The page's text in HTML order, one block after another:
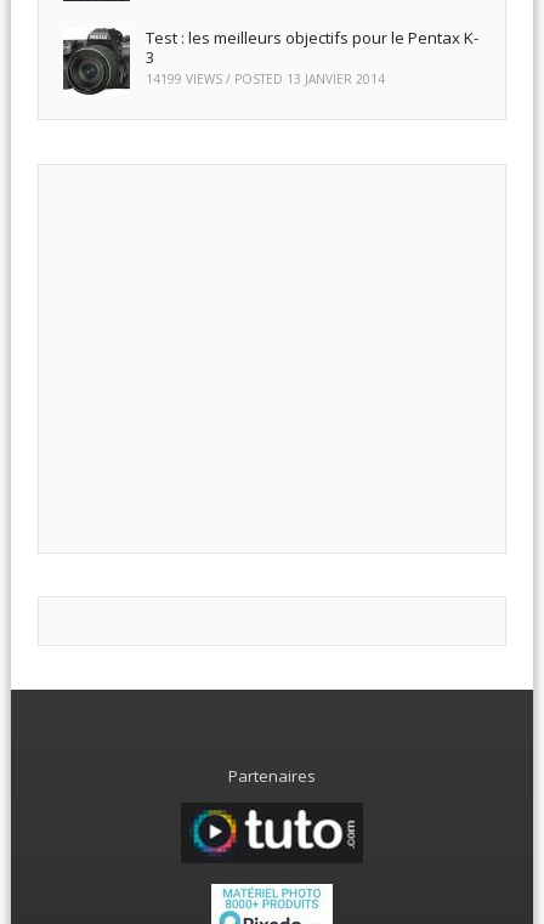
Test : les meilleurs objectifs pour le Pentax K-
3
14199 VIEWS / POSTED 13 JANVIER 2014
Partenaires